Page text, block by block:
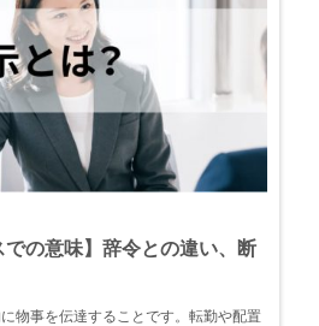
の意味】辞令との違い、断
物事を伝達することです。転勤や配置